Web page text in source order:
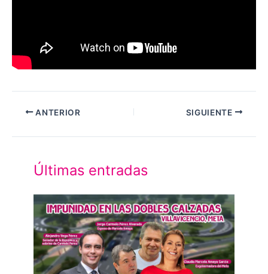
ANTERIOR SIGUIENTE
Últimas entradas